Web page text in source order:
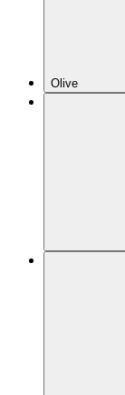
Olive